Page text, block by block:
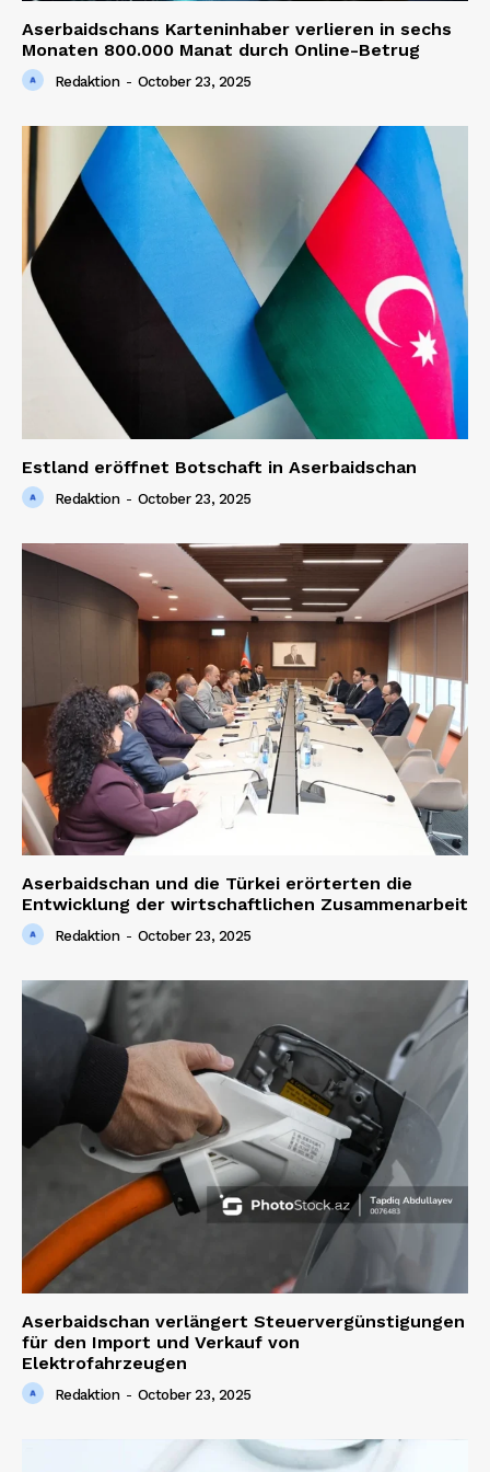
News Week
Magazine PRO
Aserbaidschans Karteninhaber verlieren in sechs
Monaten 800.000 Manat durch Online-Betrug
Redaktion - October 23, 2025
Estland eröffnet Botschaft in Aserbaidschan
Redaktion - October 23, 2025
Aserbaidschan und die Türkei erörterten die
Entwicklung der wirtschaftlichen Zusammenarbeit
Redaktion - October 23, 2025
Aserbaidschan verlängert Steuervergünstigungen
für den Import und Verkauf von
Elektrofahrzeugen
Redaktion - October 23, 2025